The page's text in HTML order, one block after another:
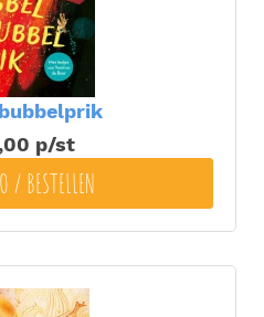
p/st
/ BESTELLEN